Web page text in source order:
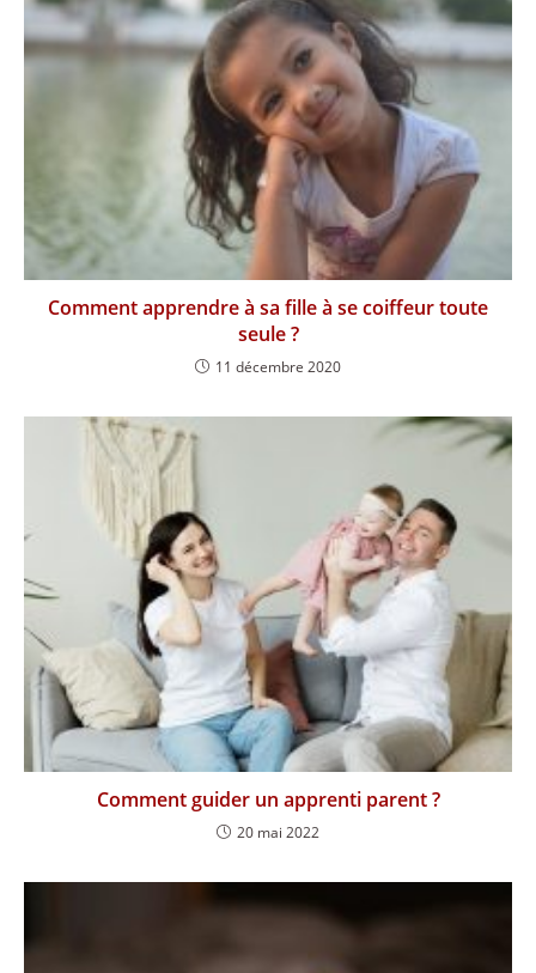
Comment apprendre à sa fille à se coiffeur toute
seule ?
11 décembre 2020
Comment guider un apprenti parent ?
20 mai 2022